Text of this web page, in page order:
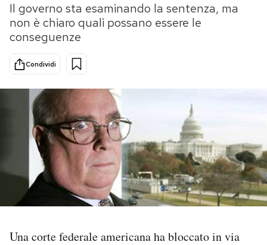
Tecnologia
Internet
Scienza
Cultura
Economia
Sport
Storie/Idee
Ok Boomer!
PODCAST
NEWSLETTER
Il governo sta esaminando la sentenza, ma
non è chiaro quali possano essere le
conseguenze
Condividi
Una corte federale americana ha bloccato in via